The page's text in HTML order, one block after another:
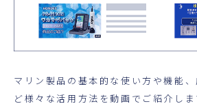
マリン製品の基本的な使い方や機能
ど様々な活用方法を動画でご紹介しま